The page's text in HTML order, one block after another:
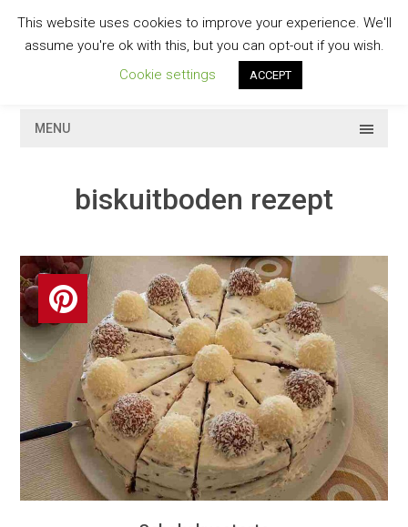
contentGESCHMACKVOLL
MENU
biskuitboden rezept
This website uses cookies to improve your experience. We'll
assume you're ok with this, but you can opt-out if you wish.
Cookie settings
ACCEPT